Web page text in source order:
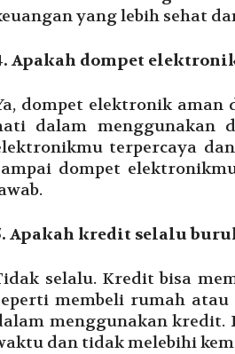
yang lebih sehat
Apakah dompet
dompet elektronik aman
dalam menggunakan
terpercaya
dompet
Apakah kredit selalu
selalu. Kredit bisa
membeli rumah
menggunakan kredit.
dan tidak melebihi